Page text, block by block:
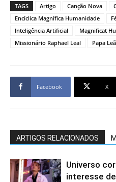
TAGS Artigo Canção Nova
Encíclica Magnífica Humanidade
Inteligência Artificial
Magnificat
Missionário Raphael Leal
Papa
Facebook X
ARTIGOS RELACIONADOS
Universo
interesse